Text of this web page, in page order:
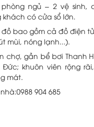
ngủ – 2 vệ sinh,
có cửa sổ lớn.
đồ bao gồm cả đồ điện
mùi, nóng lạnh...).
chợ, gần bể bơi Thanh
khuôn viên rộng
mát.
904 685